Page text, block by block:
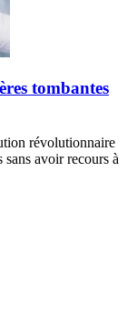
tombantes
révolutionnaire
sans avoir recours à